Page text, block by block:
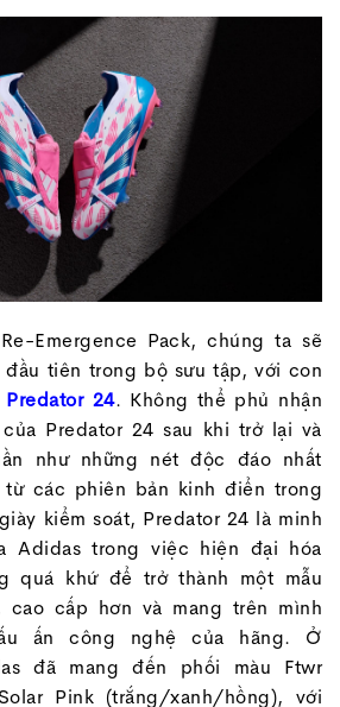
Emergence Pack, chúng ta sẽ
tiên trong bộ sưu tập, với con
Predator 24. Không thể phủ nhận
Predator 24 sau khi trở lại và
như những nét độc đáo nhất
các phiên bản kinh điển trong
kiểm soát, Predator 24 là minh
Adidas trong việc hiện đại hóa
quá khứ để trở thành một mẫu
cấp hơn và mang trên mình
ấn công nghệ của hãng. Ở
đã mang đến phối màu Ftwr
Pink (trắng/xanh/hồng), với